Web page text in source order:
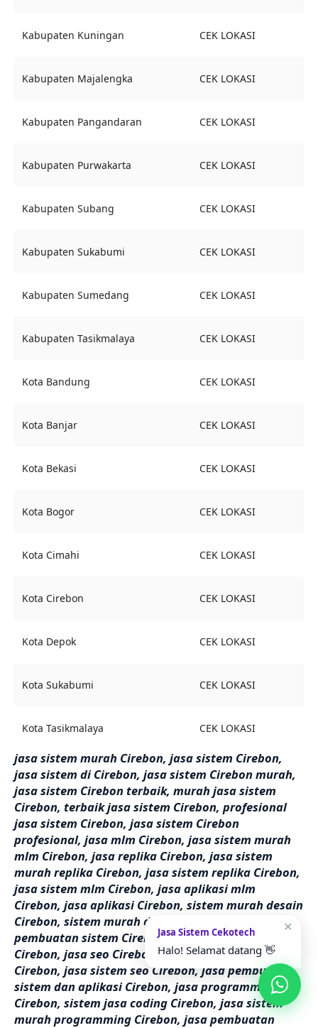
Kabupaten Kuningan CEK LOKASI
Kabupaten Majalengka CEK LOKASI
Kabupaten Pangandaran CEK LOKASI
Kabupaten Purwakarta CEK LOKASI
Kabupaten Subang CEK LOKASI
Kabupaten Sukabumi CEK LOKASI
Kabupaten Sumedang CEK LOKASI
Kabupaten Tasikmalaya CEK LOKASI
Kota Bandung CEK LOKASI
Kota Banjar CEK LOKASI
Kota Bekasi CEK LOKASI
Kota Bogor CEK LOKASI
Kota Cimahi CEK LOKASI
Kota Cirebon CEK LOKASI
Kota Depok CEK LOKASI
Kota Sukabumi CEK LOKASI
Kota Tasikmalaya CEK LOKASI
jasa sistem murah Cirebon, jasa sistem Cirebon,
jasa sistem di Cirebon, jasa sistem Cirebon murah,
jasa sistem Cirebon terbaik, murah jasa sistem
Cirebon, terbaik jasa sistem Cirebon, profesional
jasa sistem Cirebon, jasa sistem Cirebon
profesional, jasa mlm Cirebon, jasa sistem murah
mlm Cirebon, jasa replika Cirebon, jasa sistem
murah replika Cirebon, jasa sistem replika Cirebon,
jasa sistem mlm Cirebon, jasa aplikasi mlm
Cirebon, jasa aplikasi Cirebon, sistem murah desain
Cirebon, sistem murah design Cirebon, jasa
pembuatan sistem Cirebon, jasa sistem murah seo
Cirebon, jasa seo Cirebon, jasa sistem murah seo
Cirebon, jasa sistem seo Cirebon, jasa pembuatan
sistem dan aplikasi Cirebon, jasa programmer
Cirebon, sistem jasa coding Cirebon, jasa sistem
murah programming Cirebon, jasa pembuatan
✕
Jasa Sistem Cekotech
Halo! Selamat datang 👋